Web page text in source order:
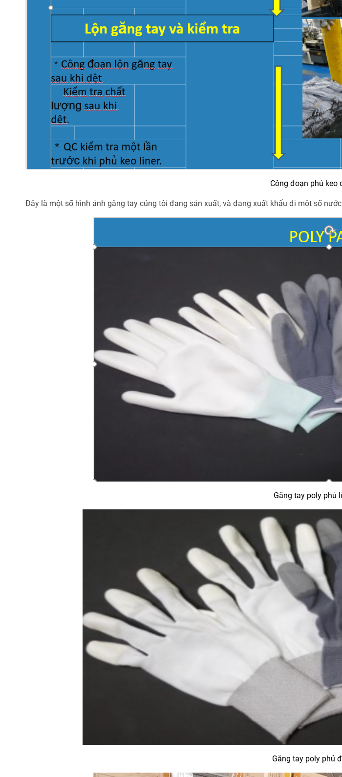
Công đoạn phủ keo
Đây là một số hình ảnh găng tay cúng tôi đang sản xuất, và đang xuất khẩu đi một số nước
Găng tay poly phủ
Găng tay poly phủ